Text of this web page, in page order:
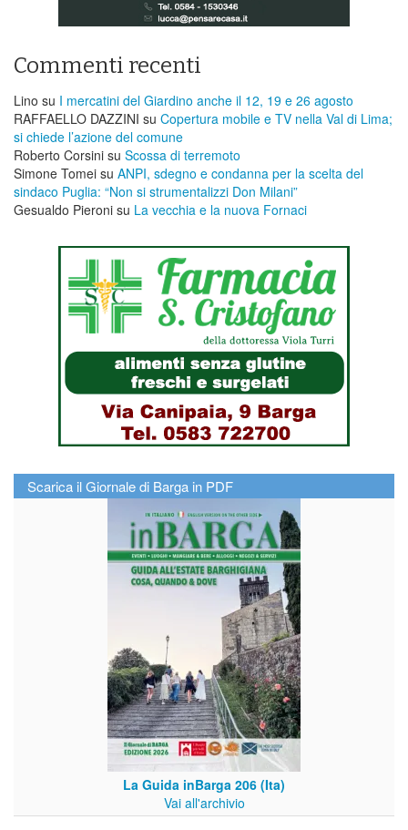
Commenti recenti
Lino su I mercatini del Giardino anche il 12, 19 e 26 agosto
RAFFAELLO DAZZINI su ​Copertura mobile e TV nella Val di Lima;
si chiede l’azione del comune
Roberto Corsini su Scossa di terremoto
Simone Tomei su ANPI, sdegno e condanna per la scelta del
sindaco Puglia: “Non si strumentalizzi Don Milani”
Gesualdo Pieroni su La vecchia e la nuova Fornaci
Scarica il Giornale di Barga in PDF
La Guida inBarga 206 (Ita)
Vai all'archivio